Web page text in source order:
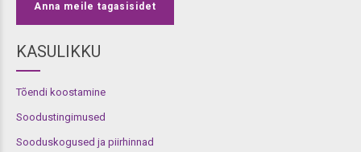
Anna meile tagasisidet
KASULIKKU
Tõendi koostamine
Soodustingimused
Sooduskogused ja piirhinnad